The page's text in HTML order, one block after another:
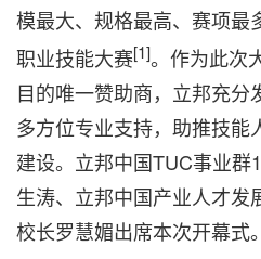
模最大、规格最高、赛项最
职业技能大赛[1]。作为此次
目的唯一赞助商，立邦充
多方位专业支持，助推技能
建设。立邦中国TUC事业
生涛、立邦中国产业人才发
校长罗慧媚出席本次开幕式。